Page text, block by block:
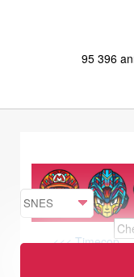
95 396
<<< Timecop